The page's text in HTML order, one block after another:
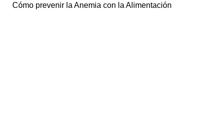
Cómo prevenir la Anemia con la Alimentación